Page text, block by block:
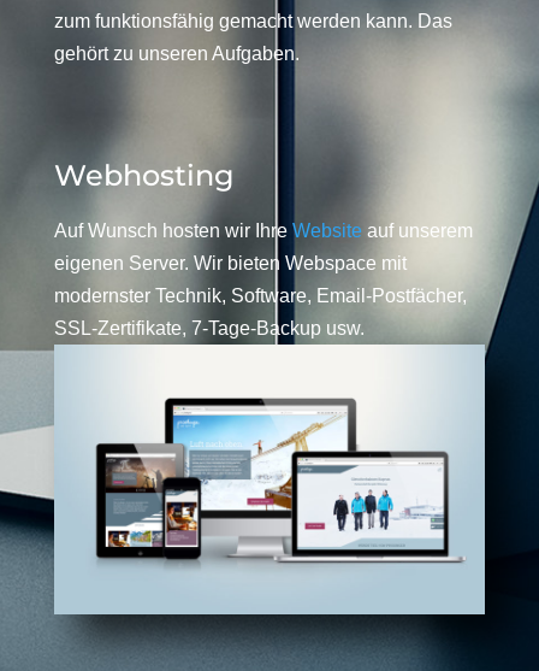
zum funktionsfähig gemacht werden kann. Das
gehört zu unseren Aufgaben.
Webhosting
Auf Wunsch hosten wir Ihre Website auf unserem
eigenen Server. Wir bieten Webspace mit
modernster Technik, Software, Email-Postfächer,
SSL-Zertifikate, 7-Tage-Backup usw.